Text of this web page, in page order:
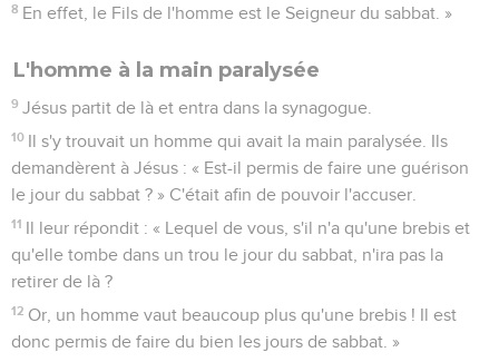
8 En effet, le Fils de l'homme est le Seigneur du sabbat. »
L'homme à la main paralysée
9 Jésus partit de là et entra dans la synagogue.
10 Il s'y trouvait un homme qui avait la main paralysée. Ils
demandèrent à Jésus : « Est-il permis de faire une guérison
le jour du sabbat ? » C'était afin de pouvoir l'accuser.
11 Il leur répondit : « Lequel de vous, s'il n'a qu'une brebis et
qu'elle tombe dans un trou le jour du sabbat, n'ira pas la
retirer de là ?
12 Or, un homme vaut beaucoup plus qu'une brebis ! Il est
donc permis de faire du bien les jours de sabbat. »